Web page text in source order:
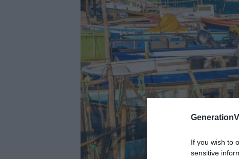
If you wish to
sensitive